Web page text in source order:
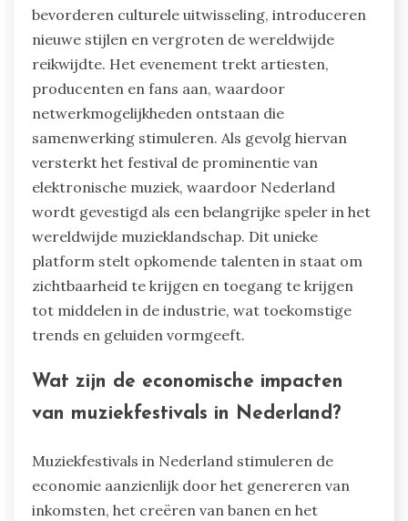
bevorderen culturele uitwisseling, introduceren
nieuwe stijlen en vergroten de wereldwijde
reikwijdte. Het evenement trekt artiesten,
producenten en fans aan, waardoor
netwerkmogelijkheden ontstaan die
samenwerking stimuleren. Als gevolg hiervan
versterkt het festival de prominentie van
elektronische muziek, waardoor Nederland
wordt gevestigd als een belangrijke speler in het
wereldwijde muzieklandschap. Dit unieke
platform stelt opkomende talenten in staat om
zichtbaarheid te krijgen en toegang te krijgen
tot middelen in de industrie, wat toekomstige
trends en geluiden vormgeeft.
Wat zijn de economische impacten
van muziekfestivals in Nederland?
Muziekfestivals in Nederland stimuleren de
economie aanzienlijk door het genereren van
inkomsten, het creëren van banen en het